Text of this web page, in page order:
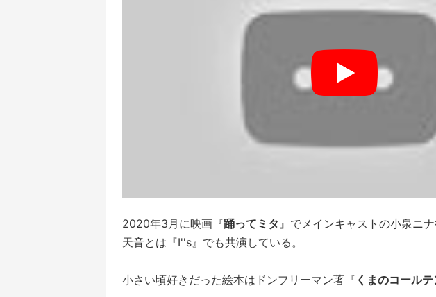
2020年3月に映画『踊ってミタ 』でメインキャストの小泉ニ
天音とは『I''s』でも共演している。
小さい頃好きだった絵本はドンフリーマン著『 くまのコール